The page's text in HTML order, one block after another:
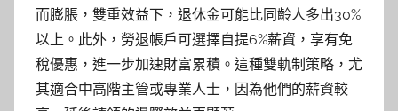
而膨脹，雙重效益下，退休金可能比同齡人多出30%
以上。此外，勞退帳戶可選擇自提6%薪資，享有免
稅優惠，進一步加速財富累積。這種雙軌制策略，尤
其適合中高階主管或專業人士，因為他們的薪資較